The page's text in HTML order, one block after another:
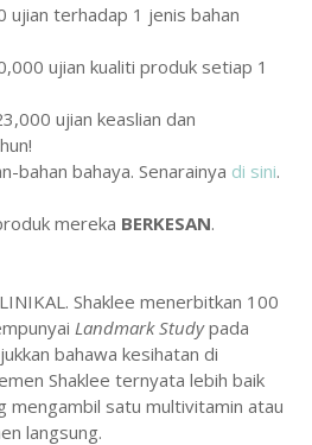
ujian terhadap 1 jenis bahan
ujian kualiti produk setiap 1
ujian keaslian dan
bahan bahaya. Senarainya di sini.
mereka BERKESAN.
Shaklee menerbitkan 100
Landmark Studypada
bahawa kesihatan di
Shaklee ternyata lebih baik
mengambil satu multivitamin atau
langsung.